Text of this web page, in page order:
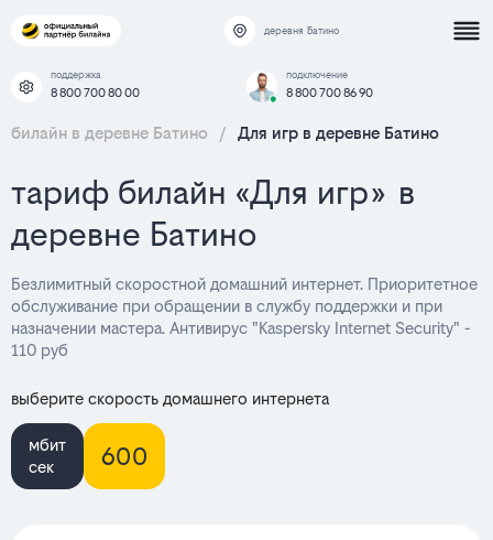
деревня Батино
поддержка
8 800 700 80 00
подключение
8 800 700 86 90
билайн в деревне Батино / Для игр в деревне Батино
тариф билайн «Для игр» в
деревне Батино
Безлимитный скоростной домашний интернет. Приоритетное
обслуживание при обращении в службу поддержки и при
назначении мастера. Антивирус "Kaspersky Internet Security" -
110 руб
выберите скорость домашнего интернета
мбит
сек
600